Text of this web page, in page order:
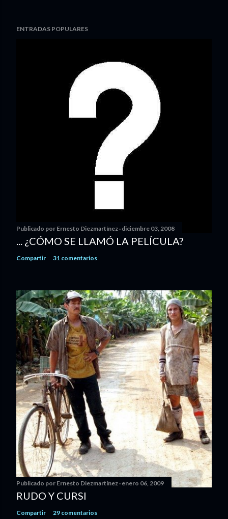
ENTRADAS POPULARES
Publicado por Ernesto Diezmartínez diciembre 03, 2008
... ¿CÓMO SE LLAMÓ LA PELÍCULA?
Compartir 31 comentarios
Publicado por Ernesto Diezmartínez enero 06, 2009
RUDO Y CURSI
Compartir 29 comentarios